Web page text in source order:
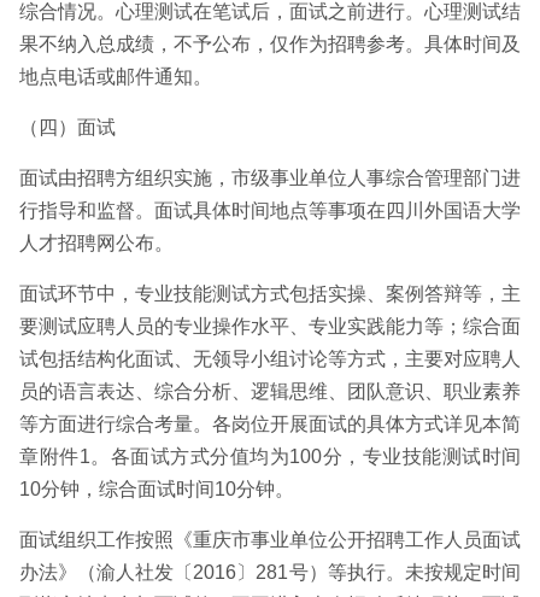
综合情况。心理测试在笔试后，面试之前进行。心理测试结
果不纳入总成绩，不予公布，仅作为招聘参考。具体时间及
地点电话或邮件通知。
（四）面试
面试由招聘方组织实施，市级事业单位人事综合管理部门进
行指导和监督。面试具体时间地点等事项在四川外国语大学
人才招聘网公布。
面试环节中，专业技能测试方式包括实操、案例答辩等，主
要测试应聘人员的专业操作水平、专业实践能力等；综合面
试包括结构化面试、无领导小组讨论等方式，主要对应聘人
员的语言表达、综合分析、逻辑思维、团队意识、职业素养
等方面进行综合考量。各岗位开展面试的具体方式详见本简
章附件1。各面试方式分值均为100分，专业技能测试时间
10分钟，综合面试时间10分钟。
面试组织工作按照《重庆市事业单位公开招聘工作人员面试
办法》（渝人社发〔2016〕281号）等执行。未按规定时间